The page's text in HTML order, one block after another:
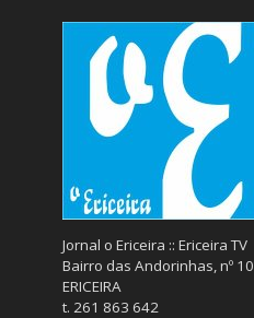
Jornal o Ericeira :: Ericeira TV
Bairro das Andorinhas, nº 10
ERICEIRA
t. 261 863 642